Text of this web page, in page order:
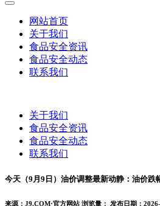
网站首页
关于我们
食品安全资讯
食品安全动态
联系我们
关于我们
食品安全资讯
食品安全动态
联系我们
今天（9月9日）油价调整最新动静：油价跌
来源：J9.COM·官方网站 浏览量： 发布日期：